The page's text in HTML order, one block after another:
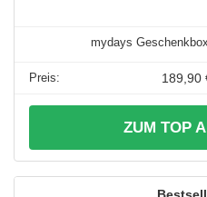
mydays
189,90
ZUM TOP